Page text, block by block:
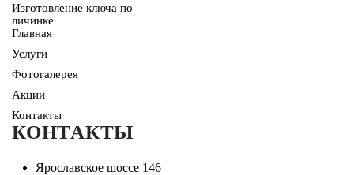
Изготовление ключа по
личинке
Главная
Услуги
Фотогалерея
Акции
Контакты
КОНТАКТЫ
Ярославское шоссе 146